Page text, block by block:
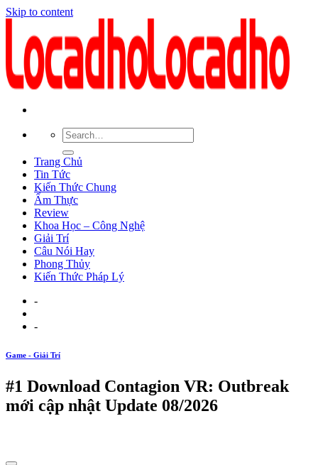
Skip to content
Trang Chủ
Tin Tức
Kiến Thức Chung
Ẩm Thực
Review
Khoa Học – Công Nghệ
Giải Trí
Câu Nói Hay
Phong Thủy
Kiến Thức Pháp Lý
-
-
Game - Giải Trí
#1 Download Contagion VR: Outbreak
mới cập nhật Update 08/2026